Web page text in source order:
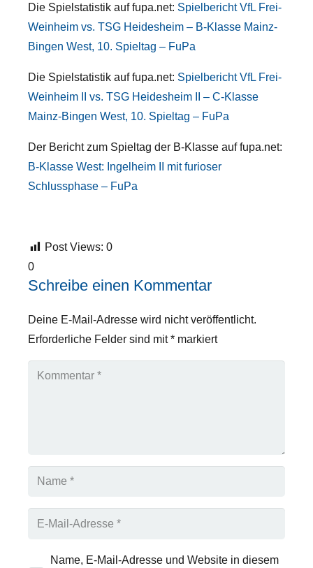
Die Spielstatistik auf fupa.net: Spielbericht VfL Frei-
Weinheim vs. TSG Heidesheim – B-Klasse Mainz-
Bingen West, 10. Spieltag – FuPa
Die Spielstatistik auf fupa.net: Spielbericht VfL Frei-
Weinheim II vs. TSG Heidesheim II – C-Klasse
Mainz-Bingen West, 10. Spieltag – FuPa
Der Bericht zum Spieltag der B-Klasse auf fupa.net:
B-Klasse West: Ingelheim II mit furioser
Schlussphase – FuPa
Post Views: 0
0
Schreibe einen Kommentar
Deine E-Mail-Adresse wird nicht veröffentlicht.
Erforderliche Felder sind mit* markiert
Name, E-Mail-Adresse und Website in diesem